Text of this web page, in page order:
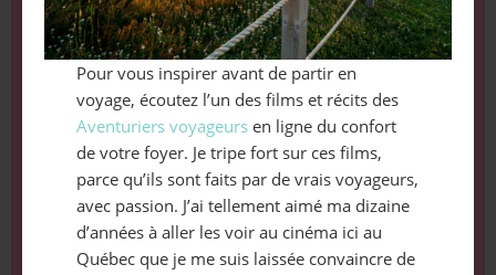
Pour vous inspirer avant de partir en
voyage, écoutez l’un des films et récits des
Aventuriers voyageurs en ligne du confort
de votre foyer. Je tripe fort sur ces films,
parce qu’ils sont faits par de vrais voyageurs,
avec passion. J’ai tellement aimé ma dizaine
d’années à aller les voir au cinéma ici au
Québec que je me suis laissée convaincre de